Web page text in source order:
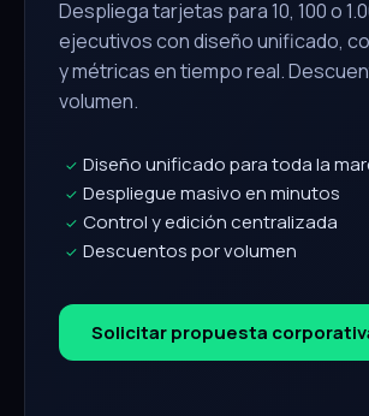
Despliega tarjetas para 10, 100 o
ejecutivos con diseño unificado,
y métricas en tiempo real.
volumen.
✓ Diseño unificado para toda la
✓ Despliegue masivo en minutos
✓ Control y edición centralizada
✓ Descuentos por volumen
Solicitar propuesta